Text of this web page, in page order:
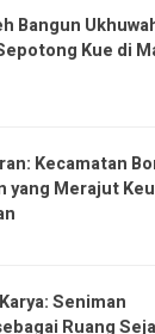
Bangun
Kue di
Kecamatan
yang Merajut
Seniman
Ruang